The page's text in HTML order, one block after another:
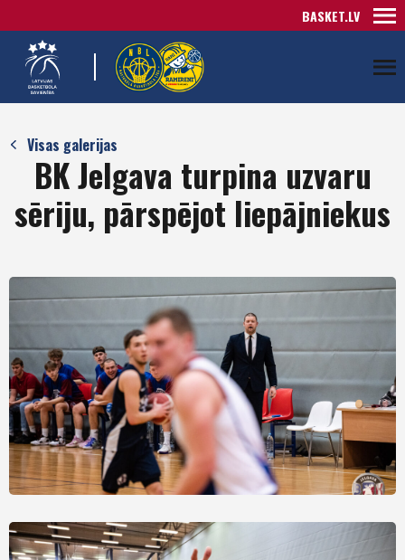
BASKET.LV
Visas galerijas
BK Jelgava turpina uzvaru
sēriju, pārspējot liepājniekus